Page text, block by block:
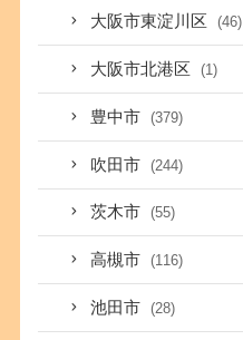
大阪市東淀川区 (46)
大阪市北港区 (1)
豊中市 (379)
吹田市 (244)
茨木市 (55)
高槻市 (116)
池田市 (28)